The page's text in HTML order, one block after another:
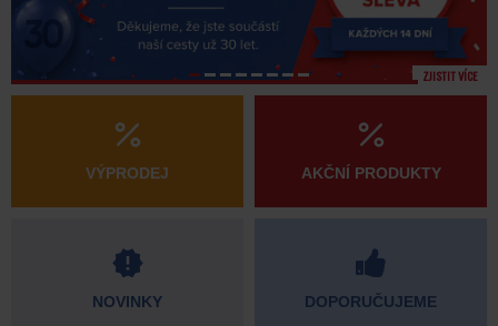
ZJISTIT VÍCE
VÝPRODEJ
NOVINKY
AKČNÍ PRODUKTY
DOPORUČUJEME